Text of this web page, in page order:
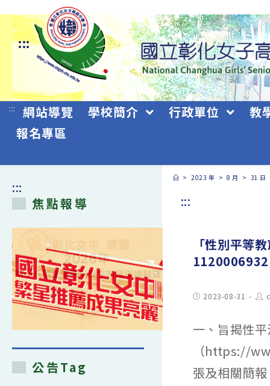
跳
要
:::
::: 網站導覽 學校簡介 行政單位
教
報名專區
> 2023 年 > 8 月 > 31 日
:::
「性別平等
Post2023-08-31
一、旨揭性
（https://
張及相關簡
:::
焦點報導
公告Tag